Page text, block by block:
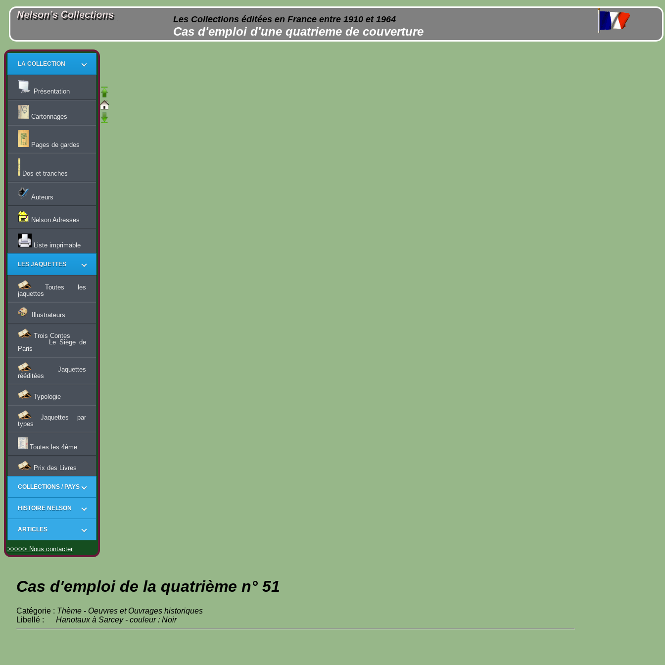
Les Collections éditées en France entre 1910 et 1964
Cas d'emploi d'une quatrieme de couverture
LA COLLECTION
Présentation
Cartonnages
Pages de gardes
Dos et tranches
Auteurs
Nelson Adresses
Liste imprimable
LES JAQUETTES
Toutes les
jaquettes
Illustrateurs
Trois Contes
Le Siège de
Paris
Jaquettes
rééditées
Typologie
Jaquettes par
types
Toutes les 4ème
Prix des Livres
COLLECTIONS / PAYS
HISTOIRE NELSON
ARTICLES
>>>>> Nous contacter
Cas d'emploi de la quatrième n° 51
Catégorie : Thème - Oeuvres et Ouvrages historiques
Libellé : Hanotaux à Sarcey - couleur : Noir